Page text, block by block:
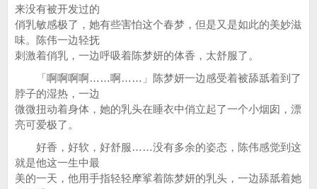
来没有被开发过的
俏乳敏感极了，她有些害怕这个春梦，但是又是如此的美妙滋
味。陈伟一边轻抚
刺激着俏乳，一边呼吸着陈梦妍的体香，太舒服了。
「啊啊啊啊……啊……」陈梦妍一边感受着被舔舐着到了
脖子的湿热，一边
微微扭动着身体，她的乳头在睡衣中俏立起了一个小烟囱，漂
亮可爱极了。
好香，好软，好舒服……没有多余的姿态，陈伟感觉到这
就是他这一生中最
美的一天，他用手指轻轻摩挲着陈梦妍的乳头，一边舔舐着她